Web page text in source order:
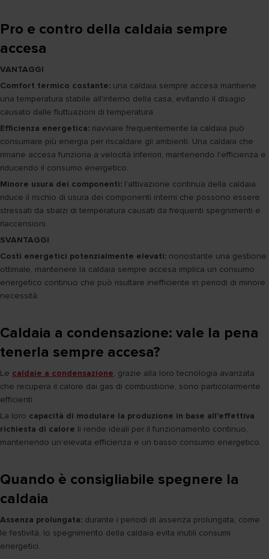
Pro e contro della caldaia sempre
accesa
VANTAGGI
Comfort termico costante: una caldaia sempre accesa mantiene
una temperatura stabile all'interno della casa, evitando il disagio
causato dalle fluttuazioni di temperatura.
Efficienza energetica: riavviare frequentemente la caldaia può
consumare più energia per riscaldare gli ambienti. Una caldaia che
rimane accesa funziona a velocità inferiori, mantenendo l'efficienza e
riducendo il consumo energetico.
Minore usura dei componenti: l'attivazione continua della caldaia
riduce il rischio di usura dei componenti interni che possono essere
stressati da sbalzi di temperatura causati da frequenti spegnimenti e
riaccensioni.
SVANTAGGI
Costi energetici potenzialmente elevati: nonostante una gestione
ottimale, mantenere la caldaia sempre accesa implica un consumo
energetico continuo che può risultare inefficiente in periodi di minore
necessità.
Caldaia a condensazione: vale la pena
tenerla sempre accesa?
Le caldaie a condensazione, grazie alla loro tecnologia avanzata
che recupera il calore dai gas di combustione, sono particolarmente
efficienti.
La loro capacità di modulare la produzione in base all'effettiva
richiesta di calore li rende ideali per il funzionamento continuo,
mantenendo un'elevata efficienza e un basso consumo energetico.
Quando è consigliabile spegnere la
caldaia
Assenza prolungata: durante i periodi di assenza prolungata, come
le festività, lo spegnimento della caldaia evita inutili consumi
energetici.